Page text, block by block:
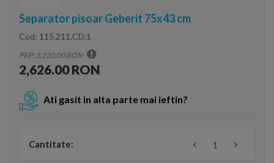
Separator pisoar Geberit 75x43 cm
Cod: 115.211.CD.1
PRP: 3,220.00 RON
2,626.00 RON
Ati gasit in alta parte mai ieftin?
Cantitate: